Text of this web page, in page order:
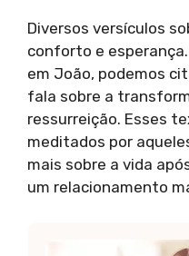
Diversos versículos
conforto e
em João, podemos
fala sobre a
ressurreição. Esses
meditados por
mais sobre a vida
um relacionamento